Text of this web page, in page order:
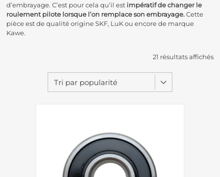
d’embrayage. C’est pour cela qu’il est impératif de changer le
roulement pilote lorsque l’on remplace son embrayage.Cette
pièce est de qualité origine SKF, LuK ou encore de marque
Kawe.
21 résultats affichés